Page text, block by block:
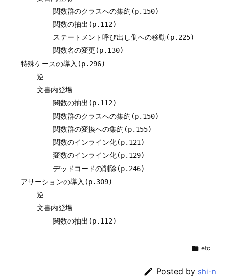
            関数群のクラスへの集約(p.150)
            関数の抽出(p.112)
            ステートメント呼び出し側への移動(p.225)
            関数名の変更(p.130)
    特殊ケースの導入(p.296)
        逆
        文書内登場
            関数の抽出(p.112)
            関数群のクラスへの集約(p.150)
            関数群の変換への集約(p.155)
            関数のインライン化(p.121)
            変数のインライン化(p.129)
            デッドコードの削除(p.246)
    アサーションの導入(p.309)
        逆
        文書内登場
 etc
 Posted by shi-n